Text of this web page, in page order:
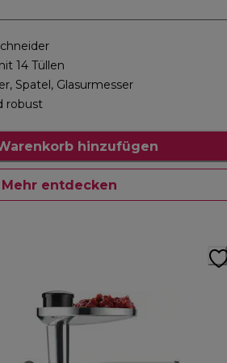
14 Tüllen
Spatel, Glasurmesser
robust
hinzufügen
Mehr entdecken